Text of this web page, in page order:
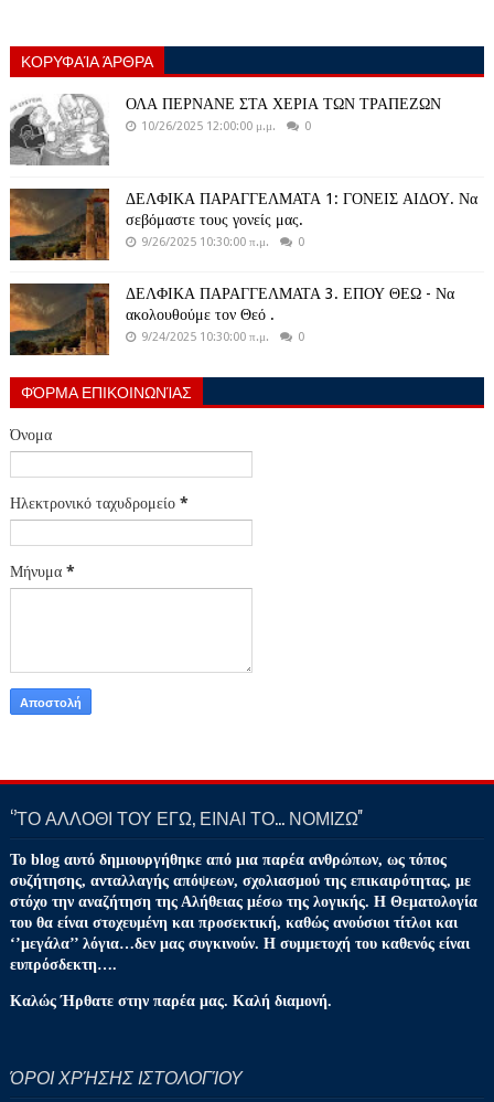
ΚΟΡΥΦΑΊΑ ΆΡΘΡΑ
ΟΛΑ ΠΕΡΝΑΝΕ ΣΤΑ ΧΕΡΙΑ ΤΩΝ ΤΡΑΠΕΖΩΝ
10/26/2025 12:00:00 μ.μ. 0
ΔΕΛΦΙΚΑ ΠΑΡΑΓΓΕΛΜΑΤΑ 1: ΓΟΝΕΙΣ ΑΙΔΟΥ. Να
σεβόμαστε τους γονείς μας.
9/26/2025 10:30:00 π.μ. 0
ΔΕΛΦΙΚΑ ΠΑΡΑΓΓΕΛΜΑΤΑ 3. ΕΠΟΥ ΘΕΩ - Να
ακολουθούμε τον Θεό .
9/24/2025 10:30:00 π.μ. 0
ΦΌΡΜΑ ΕΠΙΚΟΙΝΩΝΊΑΣ
Όνομα
Ηλεκτρονικό ταχυδρομείο *
Μήνυμα *
‘’ΤΟ ΑΛΛΟΘΙ ΤΟΥ ΕΓΩ, ΕΙΝΑΙ ΤΟ… ΝΟΜΙΖΩ''
Το blog αυτό δημιουργήθηκε από μια παρέα ανθρώπων, ως τόπος
συζήτησης, ανταλλαγής απόψεων, σχολιασμού της επικαιρότητας, με
στόχο την αναζήτηση της Αλήθειας μέσω της λογικής. Η Θεματολογία
του θα είναι στοχευμένη και προσεκτική, καθώς ανούσιοι τίτλοι και
‘’μεγάλα’’ λόγια…δεν μας συγκινούν. Η συμμετοχή του καθενός είναι
ευπρόσδεκτη….
Καλώς Ήρθατε στην παρέα μας. Καλή διαμονή.
ΌΡΟΙ ΧΡΉΣΗΣ ΙΣΤΟΛΟΓΊΟΥ